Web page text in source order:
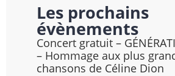
Les prochains
évènements
Concert gratuit –
– Hommage aux plus
chansons de Céline Dion